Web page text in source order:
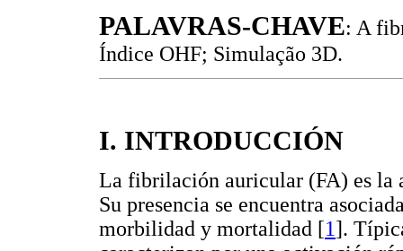
PALAVRAS-CHAVE: A
Índice OHF; Simulação 3D.
I. INTRODUCCIÓN
La fibrilación auricular (FA) es la
Su presencia se encuentra
morbilidad y mortalidad [1].